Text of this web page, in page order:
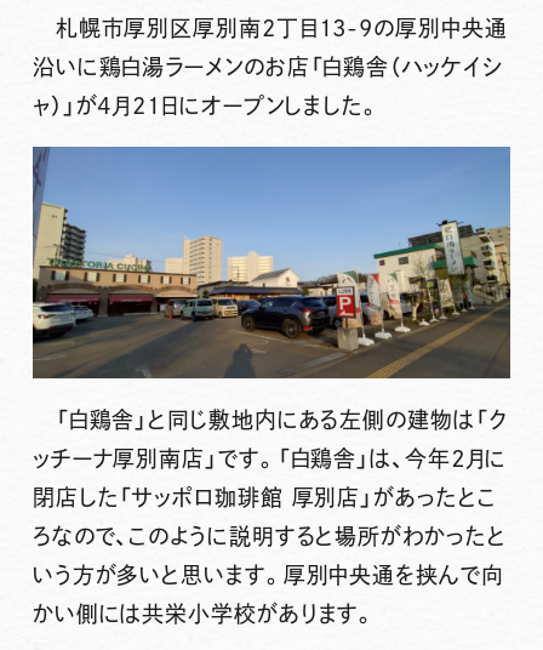
札幌市厚別区厚別南2丁目13-9の厚別中央通
沿いに鶏白湯ラーメンのお店「白鶏舎（ハッケイシ
ャ）」が4月21日にオープンしました。
「白鶏舎」と同じ敷地内にある左側の建物は「ク
ッチーナ厚別南店」です。「白鶏舎」は、今年２月に
閉店した「サッポロ珈琲館 厚別店」があったとこ
ろなので、このように説明すると場所がわかったと
いう方が多いと思います。厚別中央通を挟んで向
かい側には共栄小学校があります。